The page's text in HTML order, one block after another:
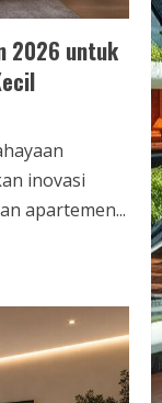
2026 untuk
inovasi
apartemen...